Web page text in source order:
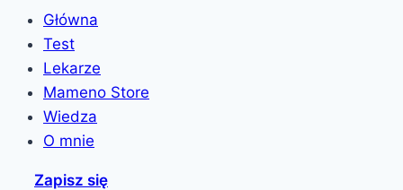
Główna
Test
Lekarze
Mameno Store
Wiedza
O mnie
Zapisz się